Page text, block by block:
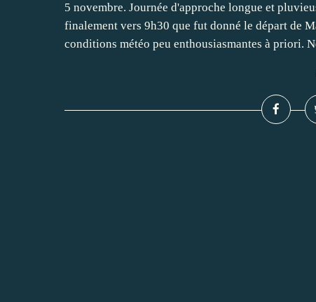
5 novembre. Journée d'approche longue et
finalement vers 9h30 que fut donné le départ de
conditions météo peu enthousiasmantes à priori.